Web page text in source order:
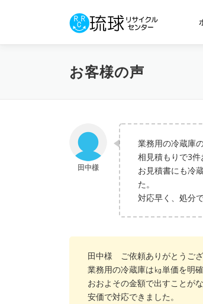
ン
お客様の声
業務用の冷蔵庫
相見積もりで3
お見積書にも冷
た。
対応早く、処分
田中様 ご依頼ありがとうござ
業務用の冷蔵庫は㎏単価を明
おおよその金額で出すことがな
安価で対応できました。